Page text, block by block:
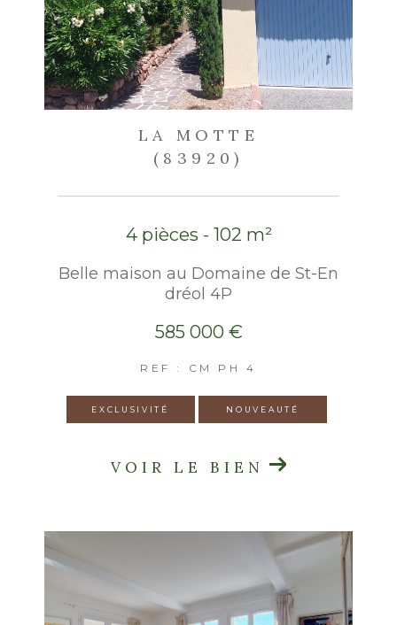
LA MOTTE
(83920)
4 pièces - 102 m²
Belle maison au Domaine de St-En
dréol 4P
585 000 €
REF : CM PH 4
EXCLUSIVITÉ NOUVEAUTÉ
VOIR LE BIEN